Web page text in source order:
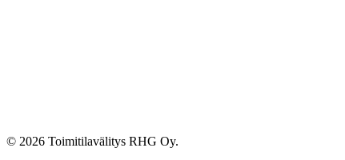
© 2026 Toimitilavälitys RHG Oy.